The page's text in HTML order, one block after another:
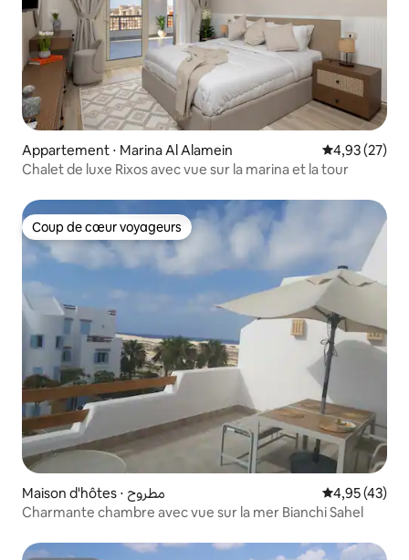
Appartement ⋅ Marina Al Alamein Évaluation
4,93 (27)
Chalet de luxe Rixos avec vue sur la marina et la tour
Coup de cœur voyageurs
Coup de cœur voyageurs
Maison d'hôtes ⋅ مطروح Évaluation
4,95 (43)
Charmante chambre avec vue sur la mer Bianchi Sahel